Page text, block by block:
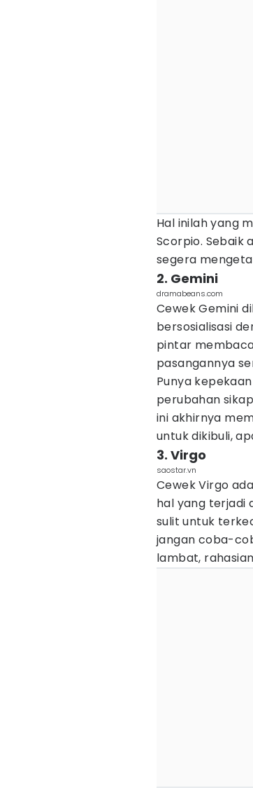
Hal inilah yang
Scorpio. Sebaik
segera
2. Gemini
dramabeans.com
Cewek Gemini
bersosialisasi
pintar
pasangannya
Punya
perubahan
ini akhirnya
untuk dikibuli,
3. Virgo
saostar.vn
Cewek Virgo
hal yang terjadi
sulit untuk
jangan coba-
lambat,